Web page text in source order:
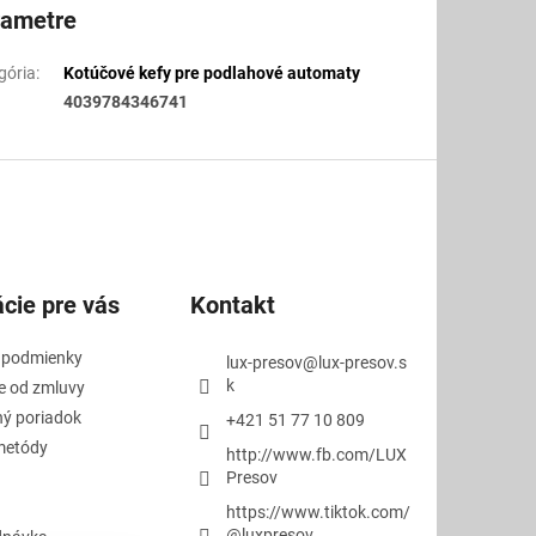
:
Kotúčové kefy pre podlahové automaty
4039784346741
pre vás
od zmluvy
poriadok
Kontakt
lux-presov@ lux-presov.s
k
+421 51 77 10 809
http://www.fb.com/LUX
Presov
https://www.tiktok.com/